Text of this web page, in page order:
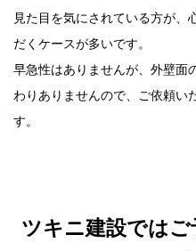
見た目を気にされている方が、
だくケースが多いです。
早急性はありませんが、外壁面
わりありませんので、ご依頼い
す。
ツキニ建設では